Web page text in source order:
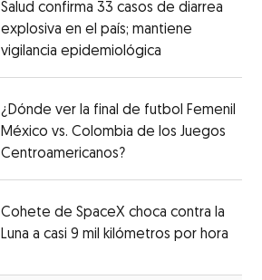
Salud confirma 33 casos de diarrea
explosiva en el país; mantiene
vigilancia epidemiológica
¿Dónde ver la final de futbol Femenil
México vs. Colombia de los Juegos
Centroamericanos?Opens in new
Cohete de SpaceX choca contra la
Luna a casi 9 mil kilómetros por hora